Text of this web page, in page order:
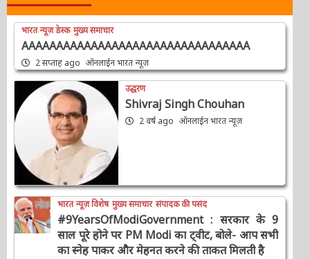
भारत न्यूज़ डेस्क मुख्य समाचार
AAAAAAAAAAAAAAAAAAAAAAAAAAAAAAAAA
2 सप्ताह ago ऑनलाईन भारत न्यूज़
उद्धरण
Shivraj Singh Chouhan
2 वर्ष ago ऑनलाईन भारत न्यूज़
भारत न्यूज़ विशेष मुख्य समाचार संपादक की पसंद
#9YearsOfModiGovernment : सरकार के 9
साल पूरे होने पर PM Modi का ट्वीट, बोले- आप सभी
का स्नेह पाकर और मेहनत करने की ताकत मिलती है